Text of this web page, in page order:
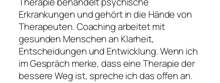
Erkrankungen und gehört in die Hände von
Therapeuten. Coaching arbeitet mit
gesunden Menschen an Klarheit,
Entscheidungen und Entwicklung. Wenn ich
im Gespräch merke, dass eine Therapie der
bessere Weg ist, spreche ich das offen an.